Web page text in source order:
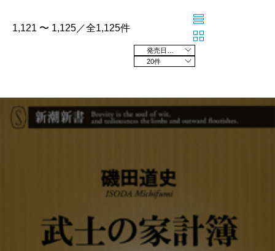
1,121 〜 1,125／全1,125件
20件